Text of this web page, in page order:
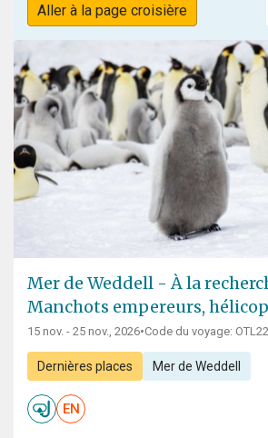
Aller à la page croisière
Mer de Weddell - À la
Manchots empereurs,
15 nov. - 25 nov., 2026•Code du voyage:
Dernières places Mer de Weddell
EN